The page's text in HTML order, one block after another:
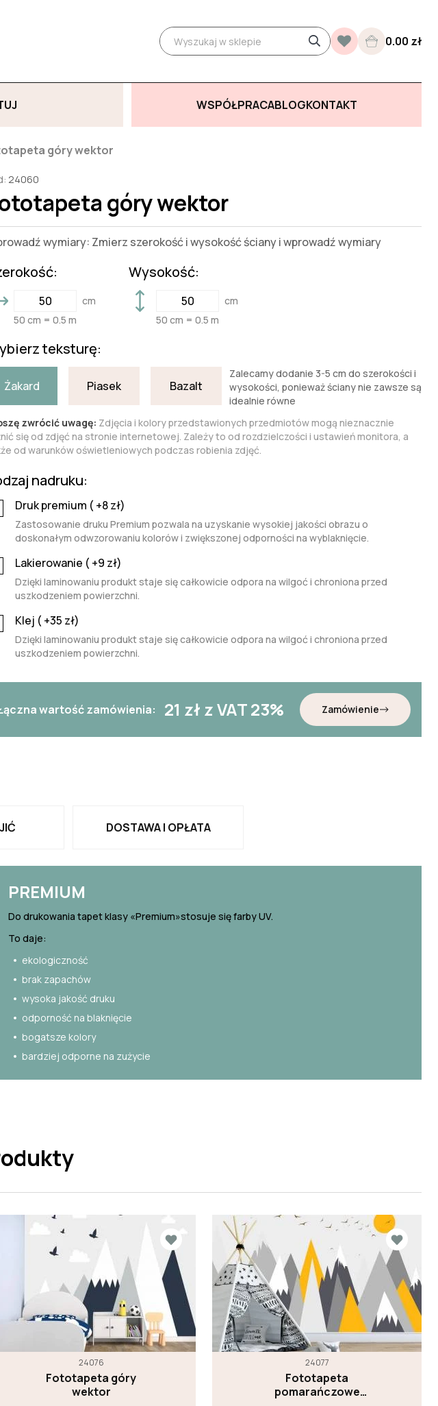
0.00 zł
WSPÓŁPRACABLOGKONTAKT
góry wektor
24060
góry wektor
wymiary: Zmierz szerokość i wysokość ściany i wprowadź wymiary
cm
50 cm = 0.5 m
Wysokość:
cm
50 cm = 0.5 m
teksturę:
Żakard Piasek Bazalt
Zalecamy dodanie 3-5 cm do szerokości i
wysokości, ponieważ ściany nie zawsze są
idealnie równe
zwrócić uwagę: Zdjęcia i kolory przedstawionych przedmiotów mogą nieznacznie
się od zdjęć na stronie internetowej. Zależy to od rozdzielczości i ustawień monitora, a
od warunków oświetleniowych podczas robienia zdjęć.
nadruku:
Druk premium ( +8zł)
Zastosowanie druku Premium pozwala na uzyskanie wysokiej jakości obrazu o
doskonałym odwzorowaniu kolorów i zwiększonej odporności na wyblaknięcie.
Lakierowanie ( +9 zł)
Dzięki laminowaniu produkt staje się całkowicie odpora na wilgoć i chroniona przed
uszkodzeniem powierzchni.
Klej ( +35 zł)
Dzięki laminowaniu produkt staje się całkowicie odpora na wilgoć i chroniona przed
uszkodzeniem powierzchni.
wartość zamówienia: 21 zł z VAT 23% Zamówienie
DOSTAWA I OPŁATA
PREMIUM
Do drukowania tapet klasy «Premium»stosuje się farby UV.
To daje:
ekologiczność
brak zapachów
wysoka jakość druku
odporność na blaknięcie
bogatsze kolory
bardziej odporne na zużycie
24076
Fototapeta góry
wektor
24077
Fototapeta
pomarańczowe